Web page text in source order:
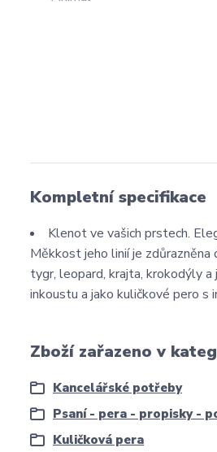
Kompletní specifikace
Klenot ve vašich prstech.
Měkkost jeho linií je
tygr, leopard, krajta, krokodýly
inkoustu a jako kuličkové pero s
Zboží zařazeno v
Kancelářské potřeby
Psaní - pera - propisky -
Kuličková pera